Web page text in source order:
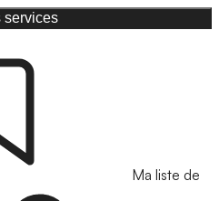
services
Ma liste de